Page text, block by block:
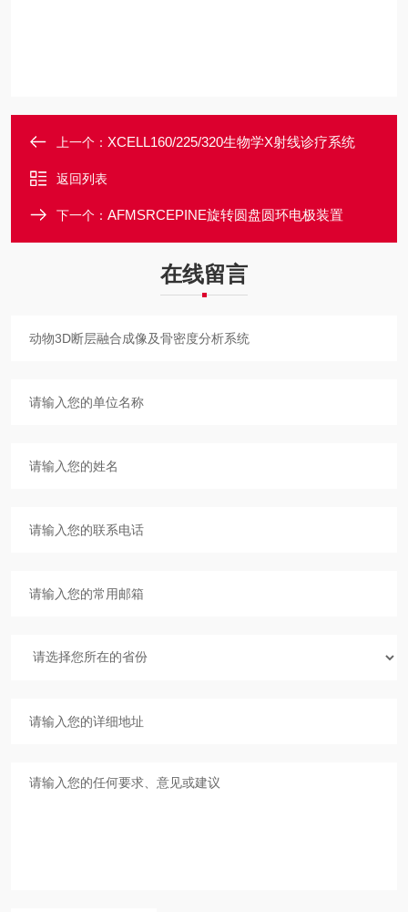
上一个： XCELL160/225/320生物学X射线诊疗系统
返回列表
下一个： AFMSRCEPINE旋转圆盘圆环电极装置
在线留言